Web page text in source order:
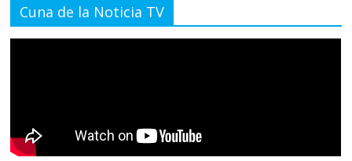
Cuna de la Noticia TV